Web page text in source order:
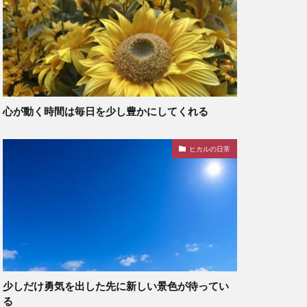
心が動く時間は毎日を少し豊かにしてくれる
ヒカルの日常
少しだけ勇気を出した先に新しい景色が待ってい
る